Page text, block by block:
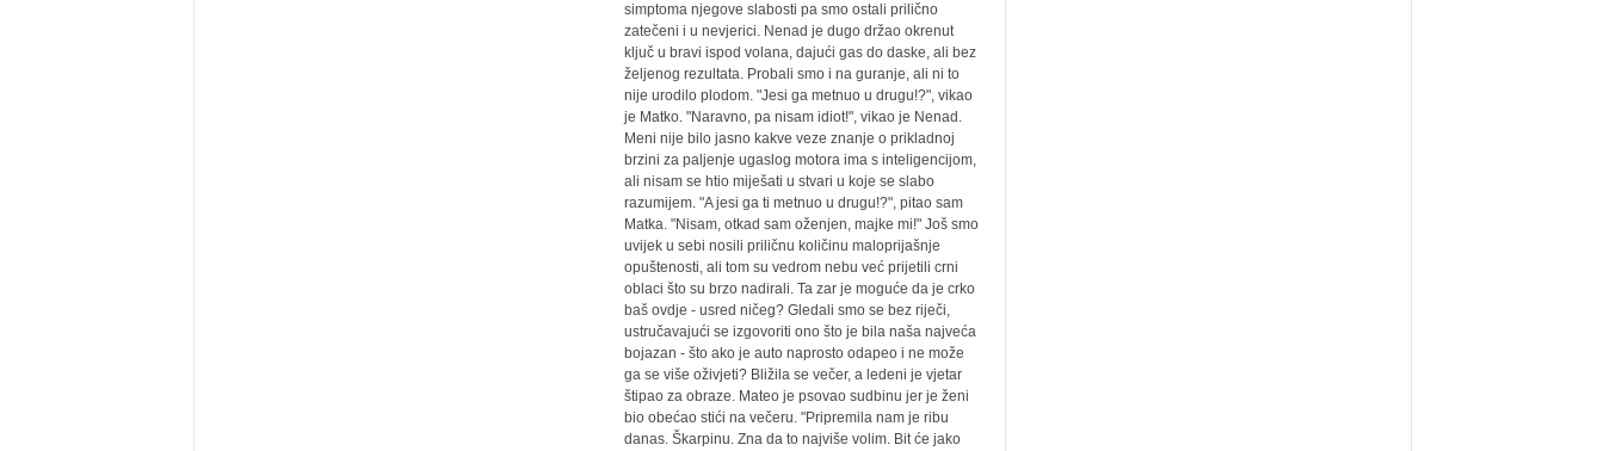
simptoma njegove slabosti pa smo ostali prilično
zatečeni i u nevjerici. Nenad je dugo držao okrenut
ključ u bravi ispod volana, dajući gas do daske, ali bez
željenog rezultata. Probali smo i na guranje, ali ni to
nije urodilo plodom. "Jesi ga metnuo u drugu!?", vikao
je Matko. "Naravno, pa nisam idiot!", vikao je Nenad.
Meni nije bilo jasno kakve veze znanje o prikladnoj
brzini za paljenje ugaslog motora ima s inteligencijom,
ali nisam se htio miješati u stvari u koje se slabo
razumijem. "A jesi ga ti metnuo u drugu!?", pitao sam
Matka. "Nisam, otkad sam oženjen, majke mi!" Još smo
uvijek u sebi nosili priličnu količinu maloprijašnje
opuštenosti, ali tom su vedrom nebu već prijetili crni
oblaci što su brzo nadirali. Ta zar je moguće da je crko
baš ovdje - usred ničeg? Gledali smo se bez riječi,
ustručavajući se izgovoriti ono što je bila naša najveća
bojazan - što ako je auto naprosto odapeo i ne može
ga se više oživjeti? Bližila se večer, a ledeni je vjetar
štipao za obraze. Mateo je psovao sudbinu jer je ženi
bio obećao stići na večeru. "Pripremila nam je ribu
danas. Škarpinu. Zna da to najviše volim. Bit će jako